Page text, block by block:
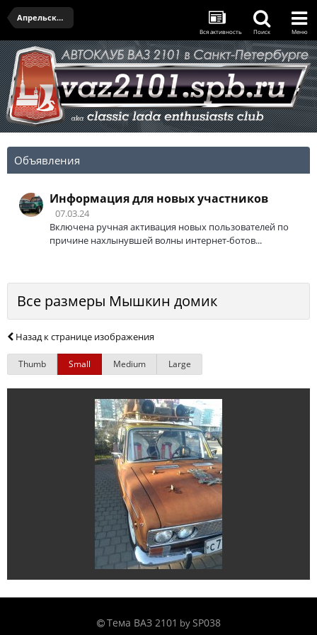
Апрельская встреча
Вся активность Поиск Меню
Объявления
Информация для новых участников
07.03.24
Включена ручная активация новых пользователей по
причине нахлынувшей волны интернет-ботов...
Все размеры Мышкин домик
Назад к странице изображения
Thumb Small Medium Large
Тема ВАЗ 2101 by SP038